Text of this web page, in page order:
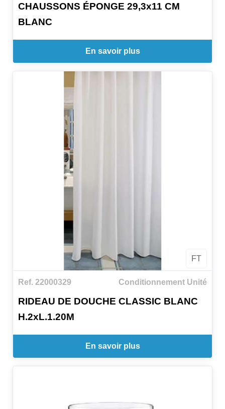
CHAUSSONS ÉPONGE 29,3x11 CM
BLANC
En savoir plus
FT
Ref. 22000329 Conditionnement Unité
RIDEAU DE DOUCHE CLASSIC BLANC
H.2xL.1.20M
En savoir plus